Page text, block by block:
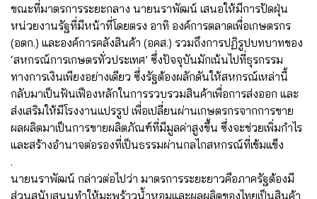
ขณะที่มาตรการระยะกลาง นายนราพัฒน์ เสนอให้มีการปัดฝุ่น
หน่วยงานรัฐที่มีหน้าที่โดยตรง อาทิ องค์การตลาดเพื่อเกษตรกร
(อตก.) และองค์การคลังสินค้า (อคส.) รวมถึงการปฏิรูปบทบาทของ
‘สหกรณ์การเกษตรทั่วประเทศ’ ซึ่งปัจจุบันมักเน้นไปที่ธุรกรรม
ทางการเงินเพียงอย่างเดียว ซึ่งรัฐต้องผลักดันให้สหกรณ์เหล่านี้
กลับมาเป็นฟันเฟืองหลักในการรวบรวมสินค้าเพื่อการส่งออก และ
ส่งเสริมให้มีโรงงานแปรรูป เพื่อเปลี่ยนผ่านเกษตรกรจากการขาย
ผลผลิตมาเป็นการขายผลิตภัณฑ์ที่มีมูลค่าสูงขึ้น ซึ่งจะช่วยเพิ่มกำไร
และสร้างอำนาจต่อรองที่เป็นธรรมผ่านกลไกสหกรณ์ที่เข้มแข็ง
.
นายนราพัฒน์ กล่าวต่อไปว่า มาตรการระยะยาวคือภาครัฐต้องมี
ส่วนสนับสนุนทำให้มะพร้าวน้ำหอมและผลผลิตของไทยเป็นสินค้า